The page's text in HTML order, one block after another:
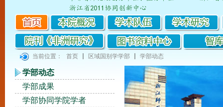
当前位置： 首页 区域国别学学部 学部动态
学部动态
学部成果
学部协同学院学者